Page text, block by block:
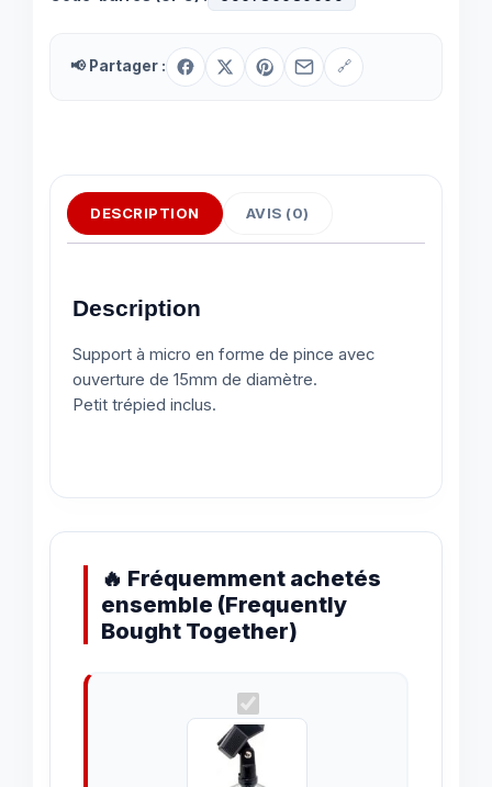
📢 Partager : 🔗
DESCRIPTION AVIS (0)
Description
Support à micro en forme de pince avec
ouverture de 15mm de diamètre.
Petit trépied inclus.
🔥 Fréquemment achetés
ensemble (Frequently
Bought Together)